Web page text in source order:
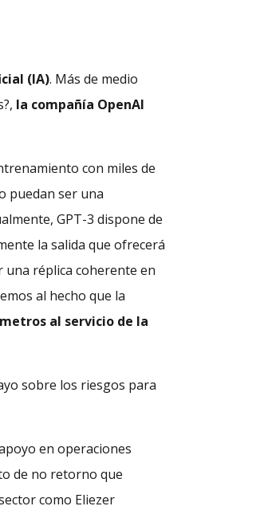
(IA). Más de medio
la compañía OpenAI
con miles de
puedan ser una
GPT-3 dispone de
la salida que ofrecerá
una réplica coherente en
al hecho que la
al servicio de la
sobre los riesgos para
en operaciones
de no retorno que
como Eliezer